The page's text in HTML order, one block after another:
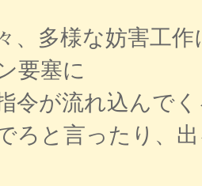
、多様な妨害工
要塞に
令が流れ込んで
ろと言ったり、